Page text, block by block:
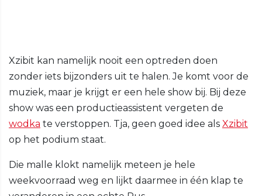
Xzibit kan namelijk nooit een optreden doen
zonder iets bijzonders uit te halen. Je komt voor de
muziek, maar je krijgt er een hele show bij. Bij deze
show was een productieassistent vergeten de
wodka te verstoppen. Tja, geen goed idee als Xzibit
op het podium staat.
Die malle klokt namelijk meteen je hele
weekvoorraad weg en lijkt daarmee in één klap te